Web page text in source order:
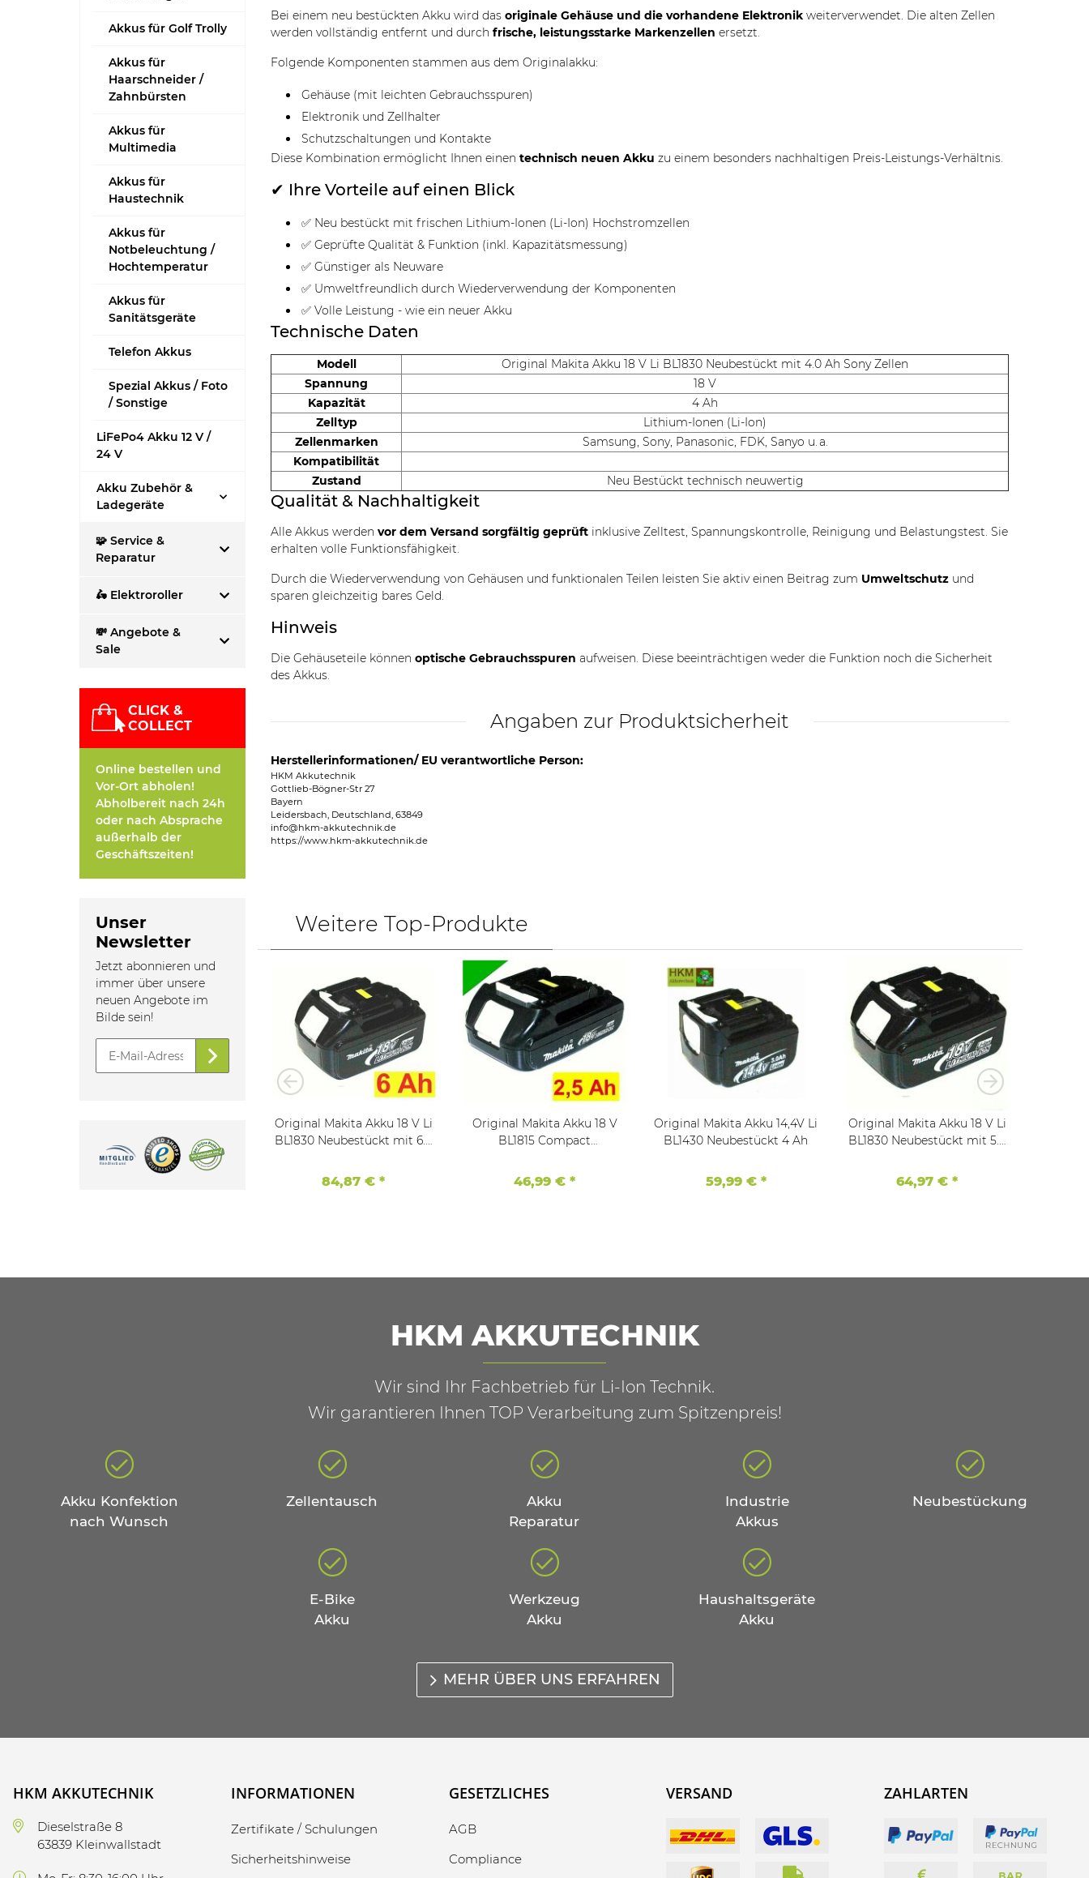
Bei einem neu bestückten Akku wird dasoriginale Gehäuse und die vorhandene Elektronik weiterverwendet. Die alten Zellen
werden vollständig entfernt und durchfrische, leistungsstarke Markenzellen ersetzt.
Folgende Komponenten stammen aus dem Originalakku:
Gehäuse (mit leichten Gebrauchsspuren)
Elektronik und Zellhalter
Schutzschaltungen und Kontakte
Diese Kombination ermöglicht Ihnen einentechnisch neuen Akku zu einem besonders nachhaltigen Preis-Leistungs-Verhältnis.
✔ Ihre Vorteile auf einen Blick
✅ Neu bestückt mit frischen Lithium-Ionen (Li-Ion) Hochstromzellen
✅ Geprüfte Qualität & Funktion (inkl. Kapazitätsmessung)
✅ Günstiger als Neuware
✅ Umweltfreundlich durch Wiederverwendung der Komponenten
✅ Volle Leistung - wie ein neuer Akku
Technische Daten
Modell
Original Makita Akku 18 V Li BL1830 Neubestückt mit 4.0 Ah Sony Zellen
Spannung
18 V
Kapazität
4 Ah
Zelltyp
Lithium-Ionen (Li-Ion)
Zellenmarken
Samsung, Sony, Panasonic, FDK, Sanyo u. a.
Kompatibilität
Zustand
Neu Bestückt technisch neuwertig
Qualität & Nachhaltigkeit
Alle Akkus werdenvor dem Versand sorgfältig geprüft inklusive Zelltest, Spannungskontrolle, Reinigung und Belastungstest. Sie
erhalten volle Funktionsfähigkeit.
Durch die Wiederverwendung von Gehäusen und funktionalen Teilen leisten Sie aktiv einen Beitrag zum Umweltschutz und
sparen gleichzeitig bares Geld.
Hinweis
Die Gehäuseteile könnenoptische Gebrauchsspuren aufweisen. Diese beeinträchtigen weder die Funktion noch die Sicherheit
des Akkus.
Angaben zur Produktsicherheit
Herstellerinformationen/ EU verantwortliche Person:
HKM Akkutechnik
Gottlieb-Bögner-Str 27
Bayern
Leidersbach, Deutschland, 63849
info@hkm-akkutechnik.de
https://www.hkm-akkutechnik.de
Weitere Top-Produkte
Ah Li
Original Makita Akku 18 V Li
BL1830 Neubestückt mit 6.0
84,87 €*
Original Makita Akku 18 V
BL1815 Compact
mAh
46,99 €*
Original Makita Akku 14,4V Li
BL1430 Neubestückt 4 Ah
59,99 € *
Original Makita Akku 18 V Li
BL1830 Neubestückt mit 5.0
64,97 €*
Akkus für Golf Trolly
Akkus für
Haarschneider /
Zahnbürsten
Akkus für
Multimedia
Akkus für
Haustechnik
Akkus für
Notbeleuchtung /
Hochtemperatur
Akkus für
Sanitätsgeräte
Telefon Akkus
Spezial Akkus / Foto
/ Sonstige
LiFePo4 Akku 12 V /
24 V
Akku Zubehör &
Ladegeräte
🧩 Service &
Reparatur
🛵 Elektroroller
💸 Angebote &
Sale
CLICK &
COLLECT
Online bestellen und
Vor-Ort abholen!
Abholbereit nach 24h
oder nach Absprache
außerhalb der
Geschäftszeiten!
Unser
Newsletter
Jetzt abonnieren und
immer über unsere
neuen Angebote im
Bilde sein!
HKM AKKUTECHNIK
Wir sind Ihr Fachbetrieb für Li-Ion Technik.
Wir garantieren Ihnen TOP Verarbeitung zum Spitzenpreis!
Akku Konfektion
nach Wunsch
Zellentausch
Akku
Reparatur
Industrie
Akkus
Neubestückung
E-Bike
Akku
Werkzeug
Akku
Haushaltsgeräte
Akku
MEHR ÜBER UNS ERFAHREN
HKM AKKUTECHNIK
Dieselstraße 8
63839 Kleinwallstadt
INFORMATIONEN
Zertifikate / Schulungen
Sicherheitshinweise
GESETZLICHES
AGB
Compliance
VERSAND ZAHLARTEN